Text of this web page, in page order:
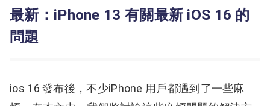
最新：iPhone 13 有關最新 iOS 16 的
問題
ios 16 發布後，不少iPhone 用戶都遇到了一些麻